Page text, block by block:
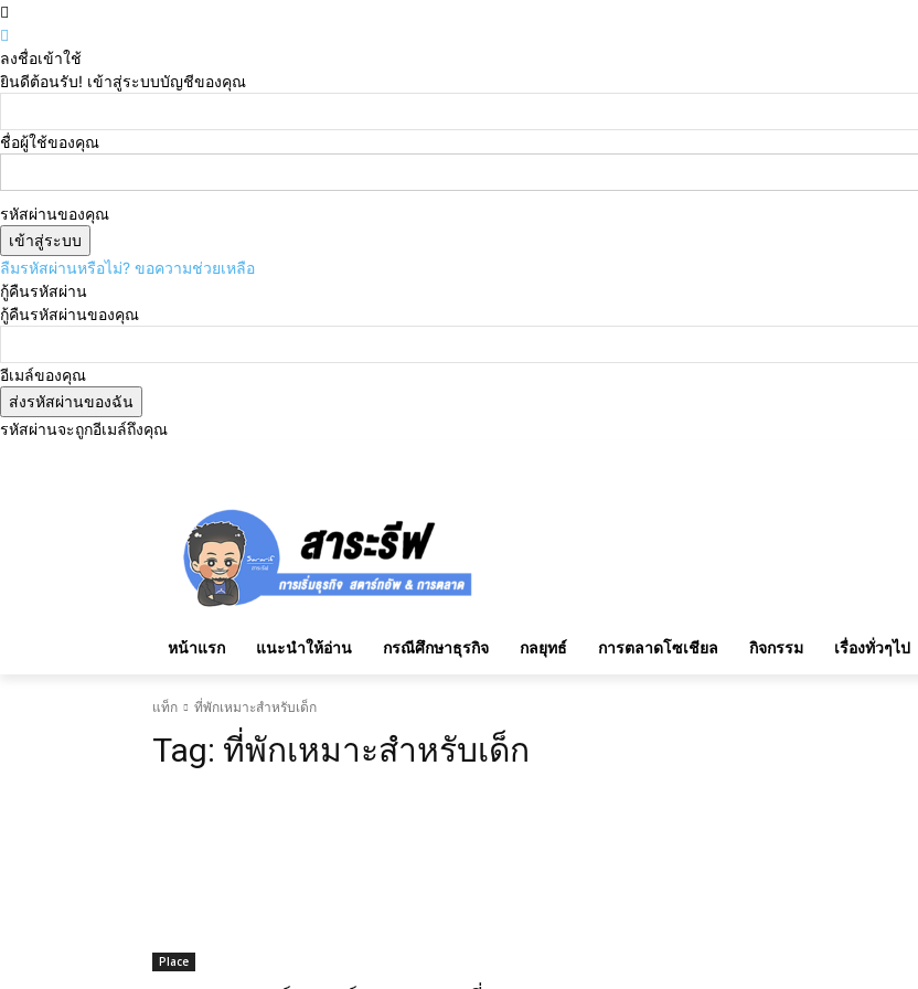
ลงชื่อเข้าใช้
ยินดีต้อนรับ! เข้าสู่ระบบบัญชีของคุณ
ชื่อผู้ใช้ของคุณ
รหัสผ่านของคุณ
ลืมรหัสผ่านหรือไม่? ขอความช่วยเหลือ
กู้คืนรหัสผ่าน
กู้คืนรหัสผ่านของคุณ
อีเมล์ของคุณ
รหัสผ่านจะถูกอีเมล์ถึงคุณ
หน้าแรก แนะนำให้อ่าน กรณีศึกษาธุรกิจ กลยุทธ์ การตลาดโซเชียล กิจกรรม เรื่องทั่วๆไป
แท็ก ที่พักเหมาะสำหรับเด็ก
Tag: ที่พักเหมาะสำหรับเด็ก
Place